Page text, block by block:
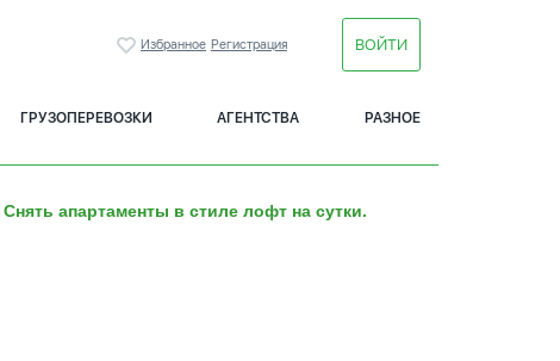
Избранное Регистрация ВОЙТИ
ГРУЗОПЕРЕВОЗКИ АГЕНТСТВА РАЗНОЕ
Снять апартаменты в стиле лофт на сутки.